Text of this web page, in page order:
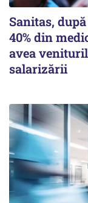
Sanitas,
40% din
avea
salarizării